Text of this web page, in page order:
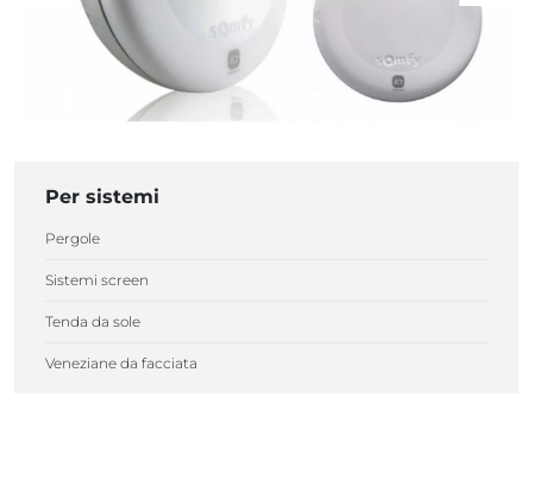
Per sistemi
Pergole
Sistemi screen
Tenda da sole
Veneziane da facciata